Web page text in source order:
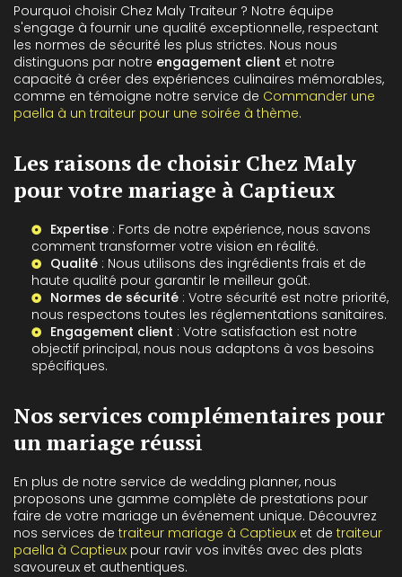
Pourquoi choisir Chez Maly Traiteur ? Notre équipe
s'engage à fournir une qualité exceptionnelle, respectant
les normes de sécurité les plus strictes. Nous nous
distinguons par notre engagement client et notre
capacité à créer des expériences culinaires mémorables,
comme en témoigne notre service de Commander une
paella à un traiteur pour une soirée à thème.
Les raisons de choisir Chez Maly
pour votre mariage à Captieux
Expertise : Forts de notre expérience, nous savons
comment transformer votre vision en réalité.
Qualité : Nous utilisons des ingrédients frais et de
haute qualité pour garantir le meilleur goût.
Normes de sécurité : Votre sécurité est notre priorité,
nous respectons toutes les réglementations sanitaires.
Engagement client : Votre satisfaction est notre
objectif principal, nous nous adaptons à vos besoins
spécifiques.
Nos services complémentaires pour
un mariage réussi
En plus de notre service de wedding planner, nous
proposons une gamme complète de prestations pour
faire de votre mariage un événement unique. Découvrez
nos services de traiteur mariage à Captieux et de traiteur
paella à Captieux pour ravir vos invités avec des plats
savoureux et authentiques.